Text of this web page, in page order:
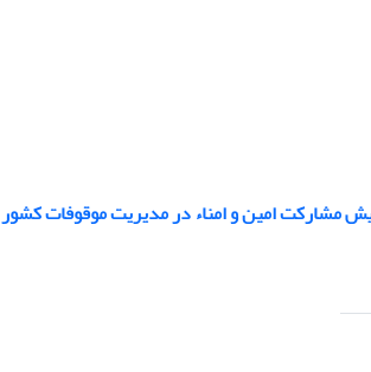
مشارکت امین و امناء در مدیریت موقوفات کشور